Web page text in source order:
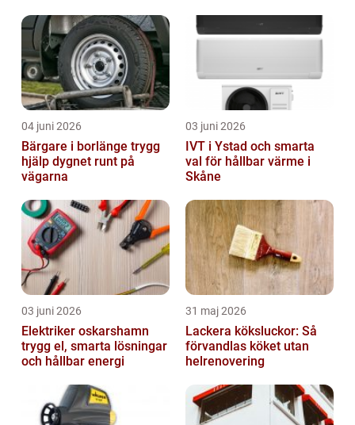
04 juni 2026
Bärgare i borlänge trygg
hjälp dygnet runt på
vägarna
03 juni 2026
IVT i Ystad och smarta
val för hållbar värme i
Skåne
03 juni 2026
Elektriker oskarshamn
trygg el, smarta lösningar
och hållbar energi
31 maj 2026
Lackera köksluckor: Så
förvandlas köket utan
helrenovering